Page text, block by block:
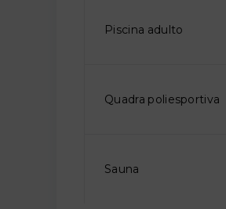
Piscina adulto
Quadra poliesportiva
Sauna